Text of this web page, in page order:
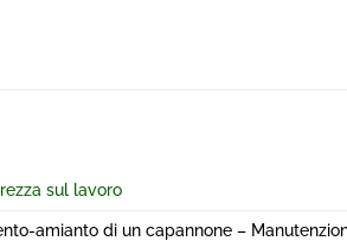
sul lavoro
amianto di un capannone –